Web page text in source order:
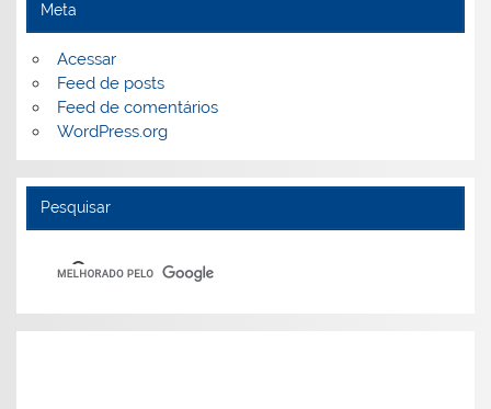
Meta
Acessar
Feed de posts
Feed de comentários
WordPress.org
Pesquisar